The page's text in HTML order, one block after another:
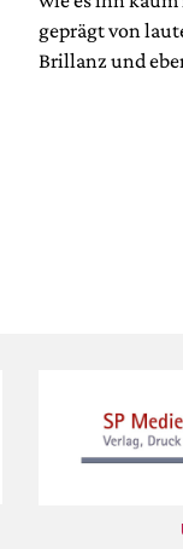
geprägt von
Brillanz und